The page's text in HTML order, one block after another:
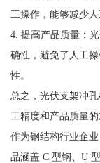
工操作，能够减少
4. 提高产品质量：
确性，避免了人工
性。
总之，光伏支架冲
工精度和产品质量的
作为钢结构行业企
品涵盖 C 型钢、U